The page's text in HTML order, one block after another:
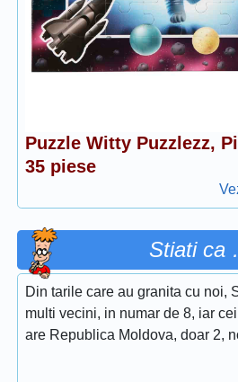
Puzzle Witty Puzzlezz,
35 piese
Stiati ca
Din tarile care au granita cu noi,
multi vecini, in numar de 8, iar
are Republica Moldova, doar 2,